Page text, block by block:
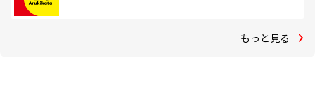
もっと見る